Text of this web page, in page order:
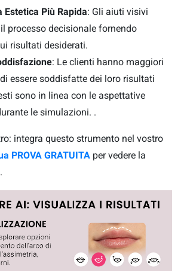
Estetica Più Rapida: Gli aiuti visivi
processo decisionale fornendo
risultati desiderati.
: Le clienti hanno maggiori
essere soddisfatte dei loro risultati
sono in linea con le aspettative
le simulazioni. .
integra questo strumento nel vostro
PROVA GRATUITA per vedere la